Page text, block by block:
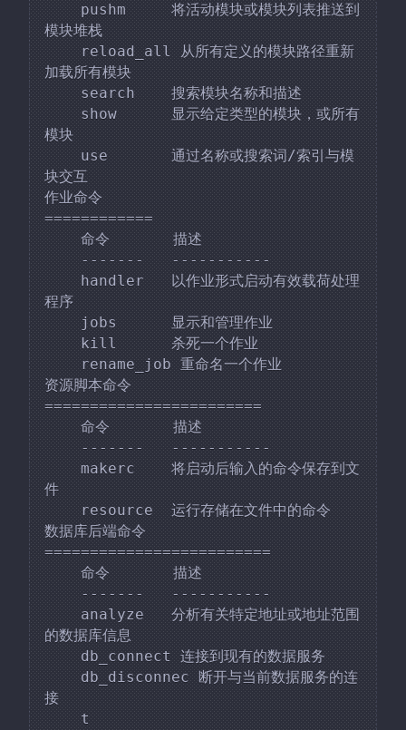
    pushm     将活动模块或模块列表推送到
模块堆栈
    reload_all 从所有定义的模块路径重新
加载所有模块
    search    搜索模块名称和描述
    show      显示给定类型的模块，或所有
模块
    use       通过名称或搜索词/索引与模
块交互
作业命令
============
    命令       描述
    -------   -----------
    handler   以作业形式启动有效载荷处理
程序
    jobs      显示和管理作业
    kill      杀死一个作业
    rename_job 重命名一个作业
资源脚本命令
========================
    命令       描述
    -------   -----------
    makerc    将启动后输入的命令保存到文
件
    resource  运行存储在文件中的命令
数据库后端命令
=========================
    命令       描述
    -------   -----------
    analyze   分析有关特定地址或地址范围
的数据库信息
    db_connect 连接到现有的数据服务
    db_disconnec 断开与当前数据服务的连
接
    t